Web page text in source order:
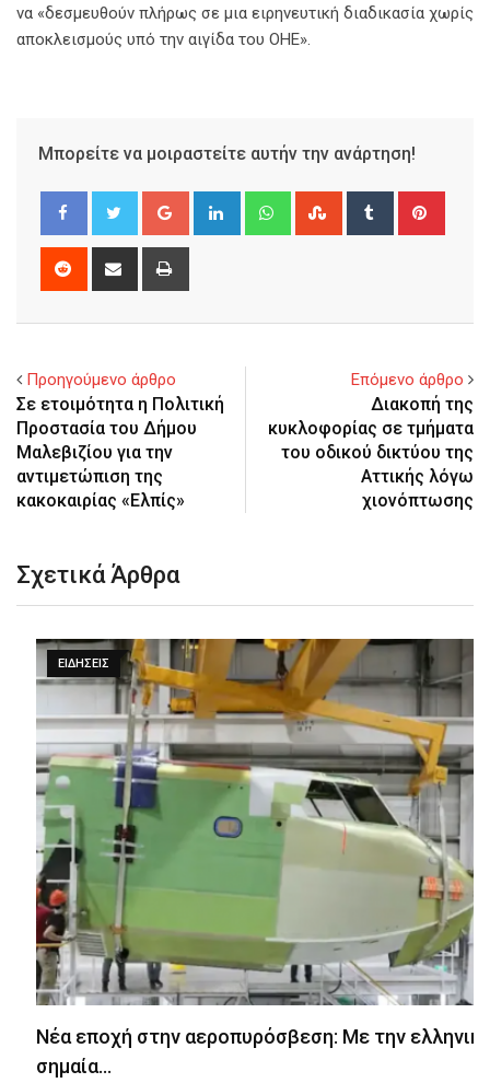
να «δεσμευθούν πλήρως σε μια ειρηνευτική διαδικασία χωρίς
αποκλεισμούς υπό την αιγίδα του ΟΗΕ».
Μπορείτε να μοιραστείτε αυτήν την ανάρτηση!
Google+ LinkedIn WhatsappStumbleUpon
Tumblr
Reddit
Share
Προηγούμενο άρθρο
Σε ετοιμότητα η Πολιτική
Προστασία του Δήμου
Μαλεβιζίου για την
αντιμετώπιση της
κακοκαιρίας «Ελπίς»
Επόμενο άρθρο
Διακοπή της
κυκλοφορίας σε τμήματα
του οδικού δικτύου της
Αττικής λόγω
χιονόπτωσης
Σχετικά Άρθρα
ΕΙΔΉΣΕΙΣ
Νέα εποχή στην αεροπυρόσβεση: Με την ελληνική
σημαία…